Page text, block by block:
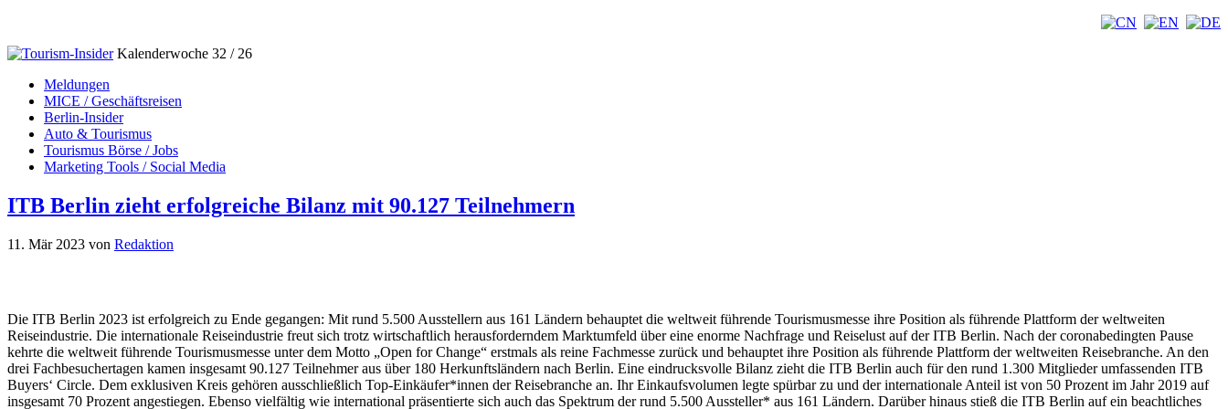
Kalenderwoche 32 / 26
Meldungen
MICE / Geschäftsreisen
Berlin-Insider
Auto & Tourismus
Tourismus Börse / Jobs
Marketing Tools / Social Media
ITB Berlin zieht erfolgreiche Bilanz mit 90.127 Teilnehmern
11. Mär 2023 von Redaktion
Die ITB Berlin 2023 ist erfolgreich zu Ende gegangen: Mit rund 5.500 Ausstellern aus 161 Ländern behauptet die weltweit führende Tourismusmesse ihre Position als führende Plattform der weltweiten
Reiseindustrie. Die internationale Reiseindustrie freut sich trotz wirtschaftlich herausforderndem Marktumfeld über eine enorme Nachfrage und Reiselust auf der ITB Berlin. Nach der coronabedingten Pause
kehrte die weltweit führende Tourismusmesse unter dem Motto „Open for Change“ erstmals als reine Fachmesse zurück und behauptet ihre Position als führende Plattform der weltweiten Reisebranche. An den
drei Fachbesuchertagen kamen insgesamt 90.127 Teilnehmer aus über 180 Herkunftsländern nach Berlin. Eine eindrucksvolle Bilanz zieht die ITB Berlin auch für den rund 1.300 Mitglieder umfassenden ITB
Buyers‘ Circle. Dem exklusiven Kreis gehören ausschließlich Top-Einkäufer*innen der Reisebranche an. Ihr Einkaufsvolumen legte spürbar zu und der internationale Anteil ist von 50 Prozent im Jahr 2019 auf
insgesamt 70 Prozent angestiegen. Ebenso vielfältig wie international präsentierte sich auch das Spektrum der rund 5.500 Aussteller* aus 161 Ländern. Darüber hinaus stieß die ITB Berlin auf ein beachtliches